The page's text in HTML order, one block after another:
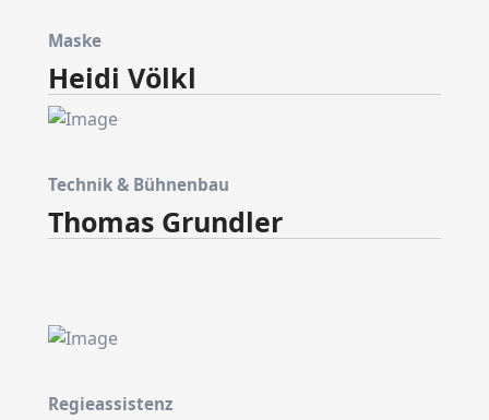
Maske
Heidi Völkl
Technik & Bühnenbau
Thomas Grundler
Regieassistenz